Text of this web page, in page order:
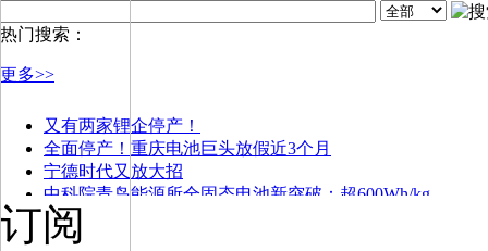
热门搜索：
更多>>
又有两家锂企停产！
全面停产！重庆电池巨头放假近3个月
宁德时代又放大招
中科院青岛能源所全固态电池新突破：超600Wh/kg
订阅